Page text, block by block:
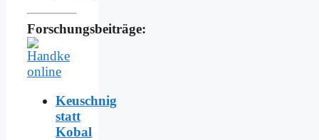
Forschungsbeiträge:
Keuschnig
statt
Kobal